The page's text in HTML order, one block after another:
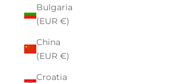
Bulgaria
(EUR €)
China
(EUR €)
Croatia